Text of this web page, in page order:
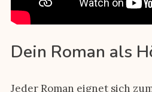
Dein Roman als
Jeder Roman eignet sich